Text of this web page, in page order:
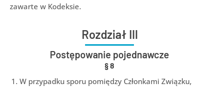
zawarte w Kodeksie.
Rozdział III
Postępowanie pojednawcze
§8
W przypadku sporu pomiędzy Członkami Związku,